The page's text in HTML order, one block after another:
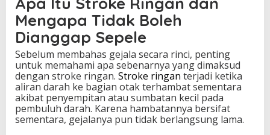
Mengapa Tidak Boleh
Dianggap Sepele
Sebelum membahas gejala secara rinci, penting
untuk memahami apa sebenarnya yang dimaksud
dengan stroke ringan. Stroke ringan terjadi ketika
aliran darah ke bagian otak terhambat sementara
akibat penyempitan atau sumbatan kecil pada
pembuluh darah. Karena hambatannya bersifat
sementara, gejalanya pun tidak berlangsung lama.